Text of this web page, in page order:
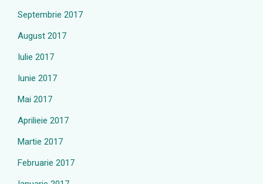
Septembrie 2017
August 2017
Iulie 2017
Iunie 2017
Mai 2017
Aprilieie 2017
Martie 2017
Februarie 2017